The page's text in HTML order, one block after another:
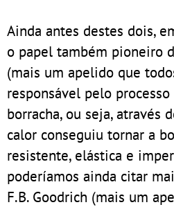
Ainda antes destes dois,
o papel também pioneiro
(mais um apelido que
responsável pelo
borracha, ou seja, através
calor conseguiu tornar a
resistente, elástica e
poderíamos ainda citar
F.B. Goodrich (mais um